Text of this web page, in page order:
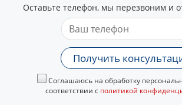
Оставьте телефон, мы перезвоним и
Получить
Соглашаюсь на обработку
соответствии с политикой